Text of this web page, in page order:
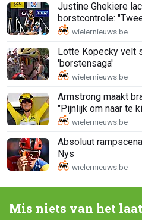
Justine Ghekiere
borstcontrole:
Lotte Kopecky velt
'borstensaga'
Armstrong maakt
"Pijnlijk om naar te
Absoluut
Nys
Mis niets van het